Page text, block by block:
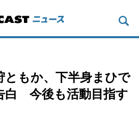
ともか、下半身まひで
白 今後も活動目指す